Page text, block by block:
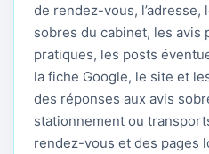
de rendez-vous, l’adresse,
sobres du cabinet, les avis
pratiques, les posts
la fiche Google, le site et
des réponses aux avis
stationnement ou
rendez-vous et des pages